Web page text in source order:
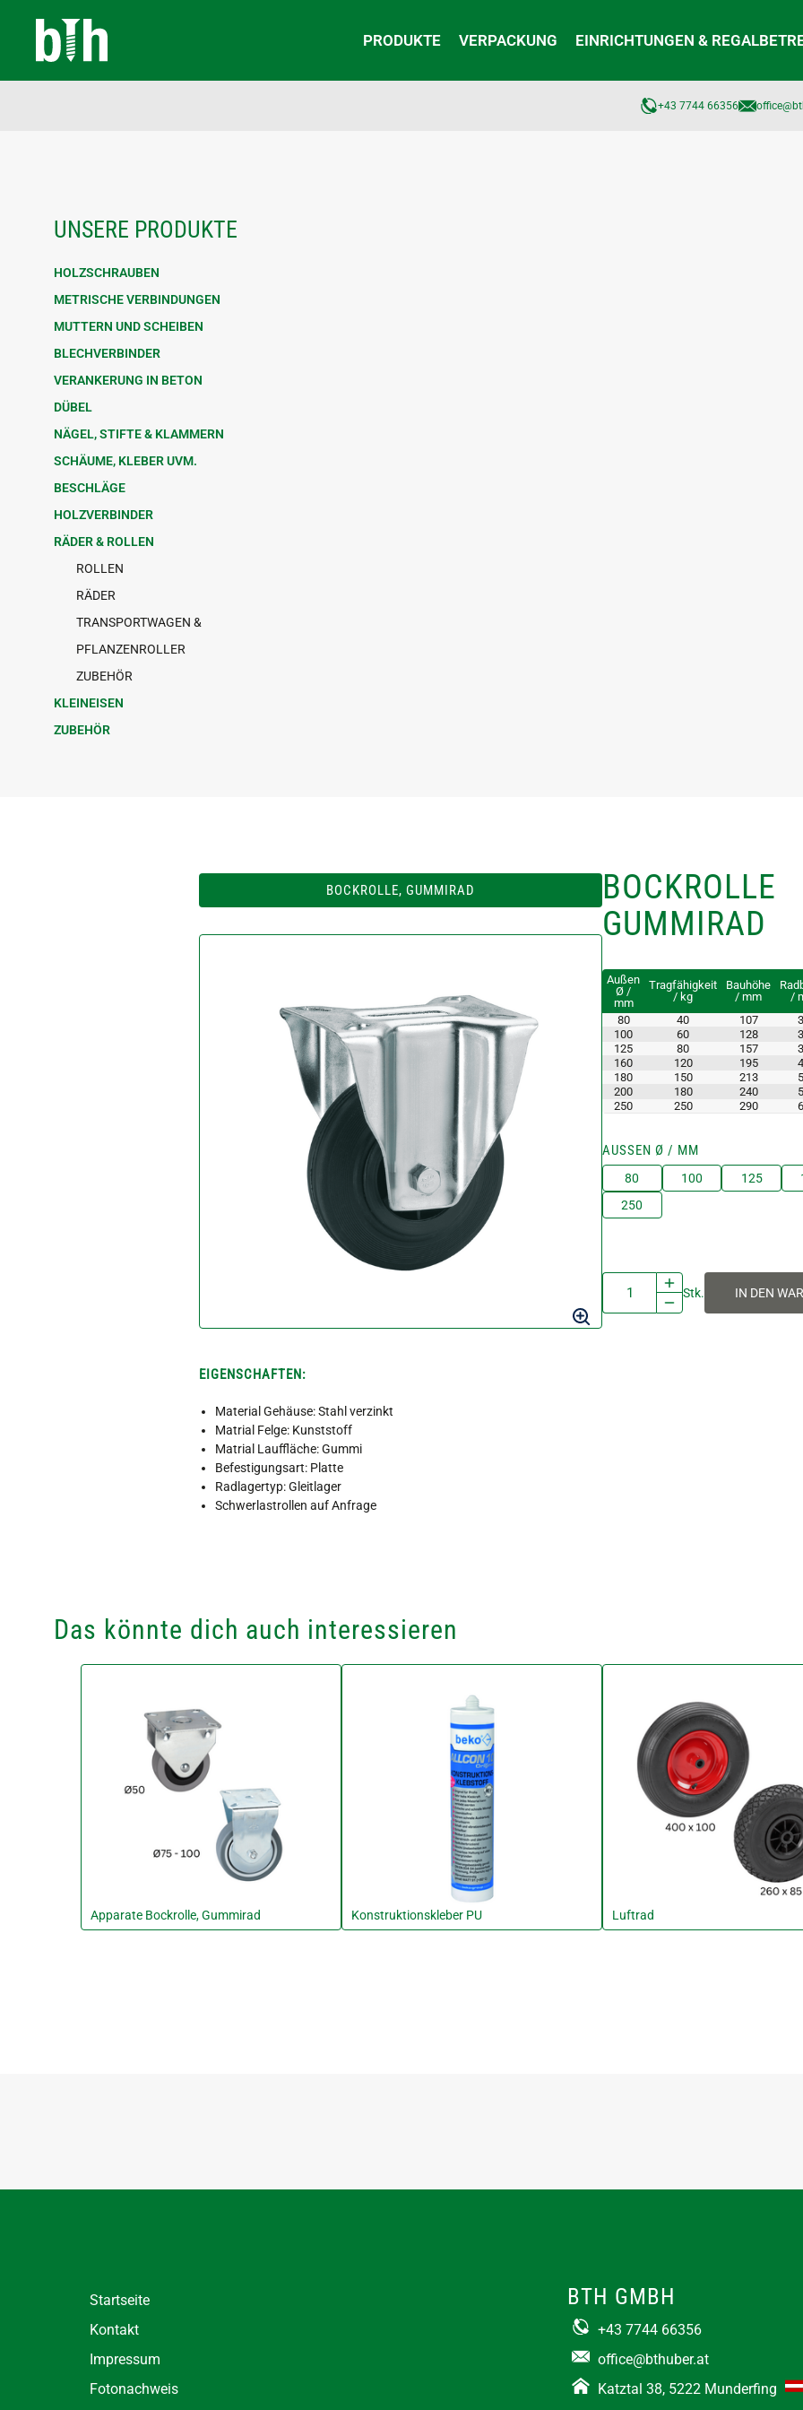
PRODUKTE VERPACKUNG EINRICHTUNGEN &
+43 7744 66356
UNSERE PRODUKTE
HOLZSCHRAUBEN
METRISCHE VERBINDUNGEN
MUTTERN UND SCHEIBEN
BLECHVERBINDER
VERANKERUNG IN BETON
DÜBEL
NÄGEL, STIFTE & KLAMMERN
SCHÄUME, KLEBER UVM.
BESCHLÄGE
HOLZVERBINDER
RÄDER & ROLLEN
ROLLEN
RÄDER
TRANSPORTWAGEN &
PFLANZENROLLER
ZUBEHÖR
KLEINEISEN
ZUBEHÖR
BOCKROLLE, GUMMIRAD
EIGENSCHAFTEN:
Material Gehäuse: Stahl verzinkt
Matrial Felge: Kunststoff
Matrial Lauffläche: Gummi
Befestigungsart: Platte
Radlagertyp: Gleitlager
Schwerlastrollen auf Anfrage
BOCKROLLE
GUMMIRAD
Außen
Ø /
mm
Tragfähigkeit
/ kg
Bauhöhe
/ mm
/
80
40 107
100
60 128
125
80 157
160
120 195
180
150 213
200
180 240
250
250 290
AUSSEN Ø / MM
80 100 125
250
Stk. IN DEN
Das könnte dich auch interessieren
Apparate Bockrolle, Gummirad Konstruktionskleber PU Luftrad
Startseite
Kontakt
Impressum
Fotonachweis
BTH GMBH
+43 7744 66356
office@bthuber.at​
Katztal 38, 5222 Munderfing